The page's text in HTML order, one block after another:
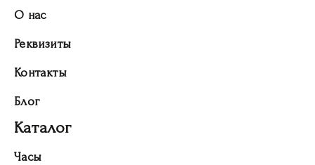
О нас
Реквизиты
Контакты
Блог
Каталог
Часы